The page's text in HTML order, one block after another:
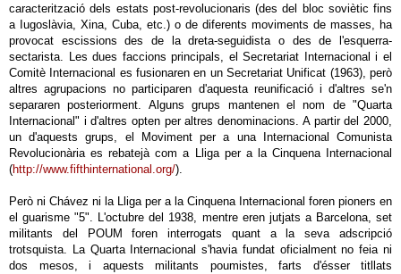
caracterització dels estats post-revolucionaris (des del bloc soviètic fins
a Iugoslàvia, Xina, Cuba, etc.) o de diferents moviments de masses, ha
provocat escissions des de la dreta-seguidista o des de l'esquerra-
sectarista. Les dues faccions principals, el Secretariat Internacional i el
Comitè Internacional es fusionaren en un Secretariat Unificat (1963), però
altres agrupacions no participaren d'aquesta reunificació i d'altres se'n
separaren posteriorment. Alguns grups mantenen el nom de "Quarta
Internacional" i d'altres opten per altres denominacions. A partir del 2000,
un d'aquests grups, el Moviment per a una Internacional Comunista
Revolucionària es rebatejà com a Lliga per a la Cinquena Internacional
(http://www.fifthinternational.org/).
Però ni Chávez ni la Lliga per a la Cinquena Internacional foren pioners en
el guarisme "5". L'octubre del 1938, mentre eren jutjats a Barcelona, set
militants del POUM foren interrogats quant a la seva adscripció
trotsquista. La Quarta Internacional s'havia fundat oficialment no feia ni
dos mesos, i aquests militants poumistes, farts d'ésser titllats